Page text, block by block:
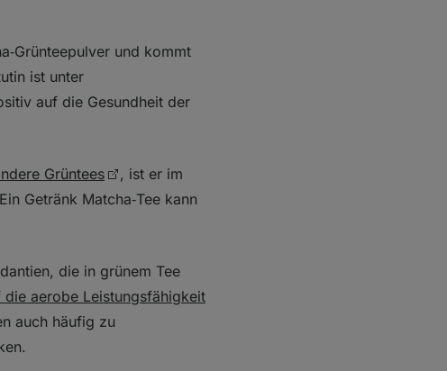
und kommt
ist unter
auf die Gesundheit der
Grüntees
, ist er im
Getränk Matcha‑Tee kann
die in grünem Tee
aerobe Leistungsfähigkeit
auch häufig zu